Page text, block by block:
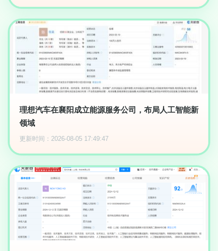
理想汽车在襄阳成立能源服务公司，布局人工智能新
领域
更新时间：2026-08-05 17:49:47